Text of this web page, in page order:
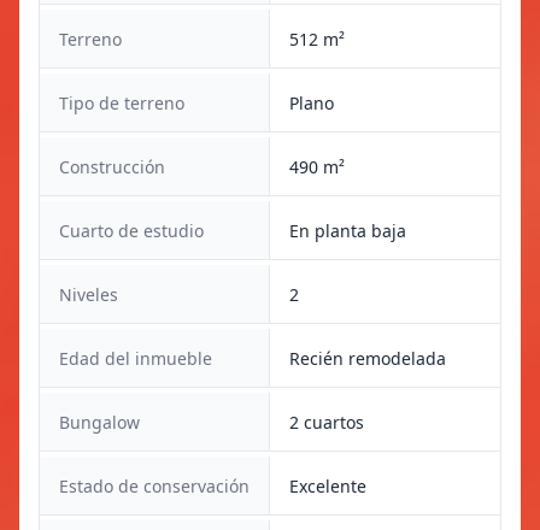
Terreno 512 m²
Tipo de terreno Plano
Construcción 490 m²
Cuarto de estudio En planta baja
Niveles 2
Edad del inmueble Recién remodelada
Bungalow 2 cuartos
Estado de conservación Excelente